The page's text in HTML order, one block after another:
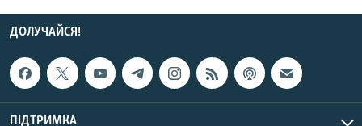
ДОЛУЧАЙСЯ!
ПІДТРИМКА